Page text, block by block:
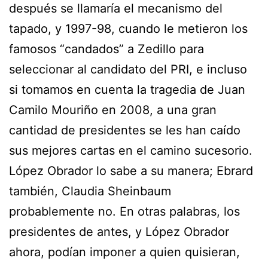
después se llamaría el mecanismo del
tapado, y 1997-98, cuando le metieron los
famosos “candados” a Zedillo para
seleccionar al candidato del PRI, e incluso
si tomamos en cuenta la tragedia de Juan
Camilo Mouriño en 2008, a una gran
cantidad de presidentes se les han caído
sus mejores cartas en el camino sucesorio.
López Obrador lo sabe a su manera; Ebrard
también, Claudia Sheinbaum
probablemente no. En otras palabras, los
presidentes de antes, y López Obrador
ahora, podían imponer a quien quisieran,